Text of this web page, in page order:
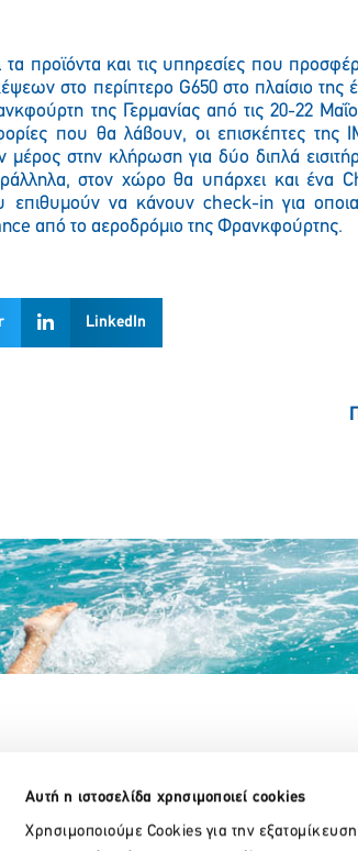
Αυτή η ιστοσελίδα χρησιμοποιεί cookies
Χρησιμοποιούμε Cookies για την
προϊόντα και τις υπηρεσίες που
στο περίπτερο G650 στο πλαίσιο της
της Γερμανίας από τις 20-22
που θα λάβουν, οι επισκέπτες της
μέρος στην κλήρωση για δύο διπλά
στον χώρο θα υπάρχει και ένα
επιθυμούν να κάνουν check-in για
από το αεροδρόμιο της Φρανκφούρτης.
LinkedIn